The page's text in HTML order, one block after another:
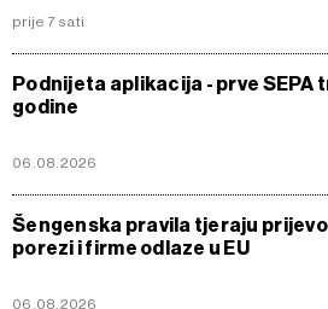
prije 7 sati
Podnijeta aplikacija - prve SEPA
godine
06.08.2026
Šengenska pravila tjeraju
porezi i firme odlaze u EU
06.08.2026